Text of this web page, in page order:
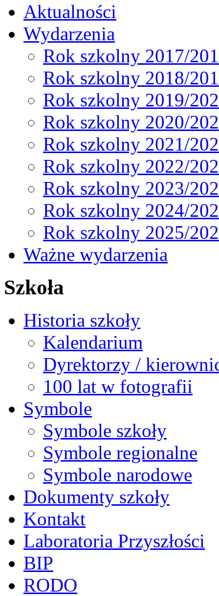
Aktualności
Wydarzenia
Rok szkolny 2017/
Rok szkolny 2018/
Rok szkolny 2019/
Rok szkolny 2020/
Rok szkolny 2021/
Rok szkolny 2022/
Rok szkolny 2023/
Rok szkolny 2024/
Rok szkolny 2025/
Ważne wydarzenia
Szkoła
Historia szkoły
Kalendarium
Dyrektorzy /
100 lat w fotografii
Symbole
Symbole szkoły
Symbole regionalne
Symbole narodowe
Dokumenty szkoły
Kontakt
Laboratoria Przyszłości
BIP
RODO